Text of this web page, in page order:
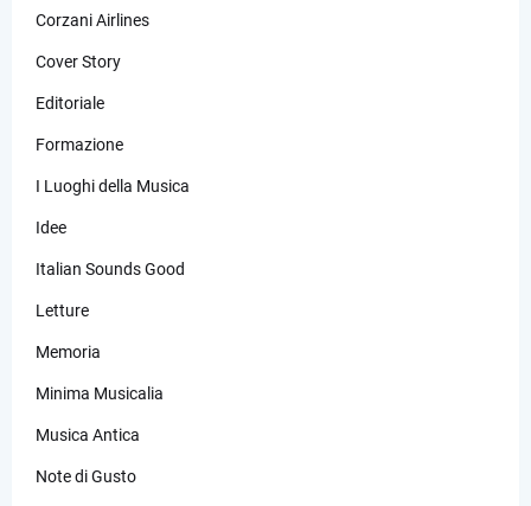
Corzani Airlines
Cover Story
Editoriale
Formazione
I Luoghi della Musica
Idee
Italian Sounds Good
Letture
Memoria
Minima Musicalia
Musica Antica
Note di Gusto